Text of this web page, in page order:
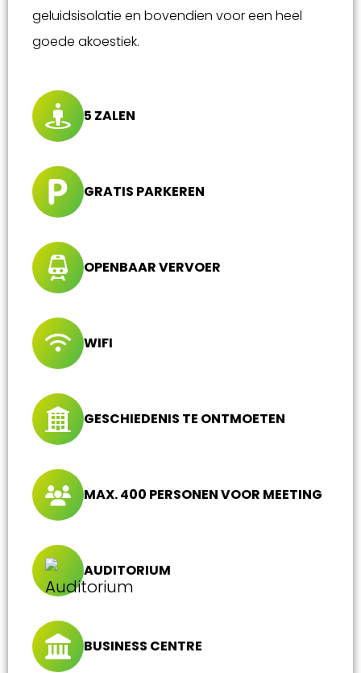
geluidsisolatie en bovendien voor een heel
goede akoestiek.
5 ZALEN
GRATIS PARKEREN
OPENBAAR VERVOER
WIFI
GESCHIEDENIS TE ONTMOETEN
MAX. 400 PERSONEN VOOR MEETING
AUDITORIUM
BUSINESS CENTRE